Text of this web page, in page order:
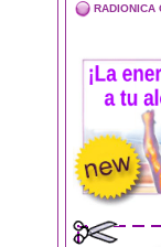
RADIONICA